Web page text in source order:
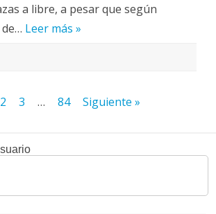
a libre, a pesar que según
Leer más »
2 3 … 84 Siguiente »